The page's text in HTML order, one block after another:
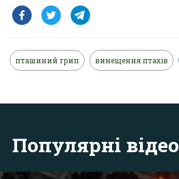
пташиний грип винещення птахів
Популярні відео